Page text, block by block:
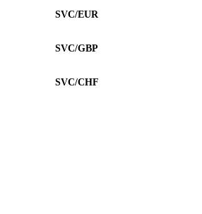
SVC/EUR
SVC/GBP
SVC/CHF